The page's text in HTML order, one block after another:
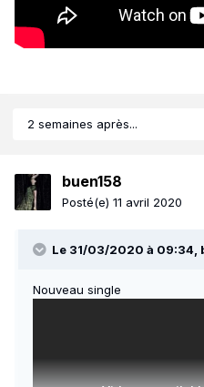
2 semaines après...
buen158
Posté(e) 11 avril 2020
Le 31/03/2020 à 09:34,
Nouveau single